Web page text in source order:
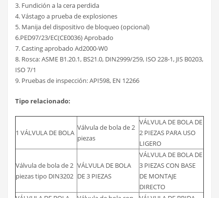
3. Fundición a la cera perdida
4. Vástago a prueba de explosiones
5. Manija del dispositivo de bloqueo (opcional)
6.PED97/23/EC(CE0036) Aprobado
7. Casting aprobado Ad2000-W0
8. Rosca: ASME B1.20.1, BS21.0, DIN2999/259, ISO 228-1, JIS B0203,
ISO 7/1
9. Pruebas de inspección: API598, EN 12266
Tipo relacionado:
1 VÁLVULA DE BOLA
Válvula de bola de 2
piezas
VÁLVULA DE BOLA DE
2 PIEZAS PARA USO
LIGERO
Válvula de bola de 2
piezas tipo DIN3202
VÁLVULA DE BOLA
DE 3 PIEZAS
VÁLVULA DE BOLA DE
3 PIEZAS CON BASE
DE MONTAJE
DIRECTO